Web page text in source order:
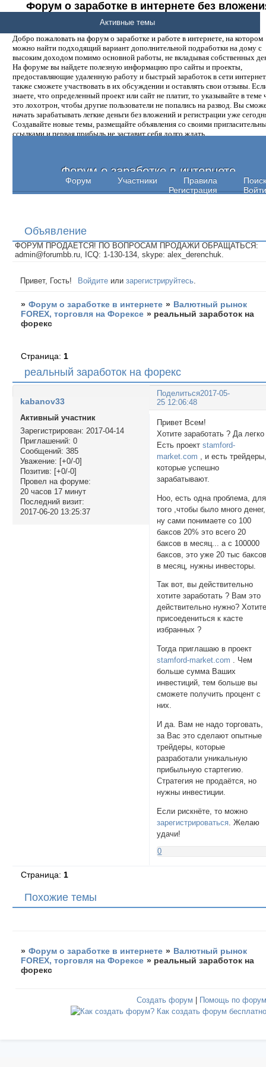
Форум о заработке в интернете без
денег.
Добро пожаловать на форум о заработке и работе в интернете, на котором
можно найти подходящий вариант дополнительной подработки на дому с
высоким доходом помимо основной работы, не вкладывая собственных
На форуме вы найдете полезную информацию про сайты и проекты,
предоставляющие удаленную работу и быстрый заработок в сети
также сможете участвовать в их обсуждении и оставлять свои отзывы.
знаете, что определенный проект или сайт не платит, то указывайте в теме
это лохотрон, чтобы другие пользователи не попались на развод. Вы
начать зарабатывать легкие деньги без вложений и регистрации уже
Создавайте новые темы, размещайте объявления со своими
ссылками и первая прибыль не заставит себя долго ждать.
Форум о заработке в интернете
Форум Участники Правила
Поиск
Регистрация
Войти
Активные темы
Объявление
ФОРУМ ПРОДАЕТСЯ! ПО ВОПРОСАМ ПРОДАЖИ ОБРАЩАТЬСЯ:
admin@forumbb.ru, ICQ: 1-130-134, skype: alex_derenchuk.
Привет, Гость! Войдите илизарегистрируйтесь
» Форум о заработке в интернете » Валютный рынок
FOREX, торговля на Форексе » реальный заработок на
форекс
реальный заработок на форекс
Страница: 1
Поделиться2017-05-
25 12:06:48
kabanov33
Активный участник
Зарегистрирован: 2017-04-14
Приглашений: 0
Сообщений: 385
Уважение: [+0/-0]
Позитив: [+0/-0]
Провел на форуме:
20 часов 17 минут
Последний визит:
2017-06-20 13:25:37
Привет Всем!
Хотите заработать ? Да
Есть проектstamford-
market.com , и есть
которые успешно
зарабатывают.
Ноо, есть одна проблема, для
того ,чтобы было много денег,
ну сами понимаете со 100
баксов 20% это всего 20
баксов в месяц... а с 100000
баксов, это уже 20 тыс
в месяц, нужны инвесторы.
Так вот, вы действительно
хотите заработать ? Вам это
действительно нужно?
присоедениться к касте
избранных ?
Тогда приглашаю в проект
stamford-market.com . Чем
больше сумма Ваших
инвестиций, тем больше вы
сможете получить процент с
них.
И да. Вам не надо торговать,
за Вас это сделают опытные
трейдеры, которые
разработали уникальную
прибыльную стартегию.
Стратегия не продаётся, но
нужны инвестиции.
Если рискнёте, то можно
зарегистрироваться . Желаю
удачи!
0
Страница: 1
Похожие темы
» Форум о заработке в интернете » Валютный рынок
FOREX, торговля на Форексе » реальный заработок на
форекс
Создать форум Помощь по